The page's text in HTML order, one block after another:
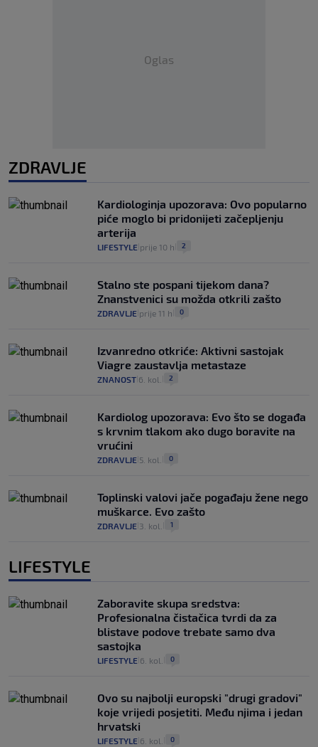
Oglas
ZDRAVLJE
Kardiologinja upozorava: Ovo popularno
piće moglo bi pridonijeti začepljenju
arterija
LIFESTYLE prije 10 h 2
Stalno ste pospani tijekom dana?
Znanstvenici su možda otkrili zašto
ZDRAVLJE prije 11 h 0
Izvanredno otkriće: Aktivni sastojak
Viagre zaustavlja metastaze
ZNANOST 6. kol. 2
Kardiolog upozorava: Evo što se događa
s krvnim tlakom ako dugo boravite na
vrućini
ZDRAVLJE 5. kol. 0
Toplinski valovi jače pogađaju žene nego
muškarce. Evo zašto
ZDRAVLJE 3. kol. 1
LIFESTYLE
Zaboravite skupa sredstva:
Profesionalna čistačica tvrdi da za
blistave podove trebate samo dva
sastojka
LIFESTYLE 6. kol. 0
Ovo su najbolji europski "drugi gradovi"
koje vrijedi posjetiti. Među njima i jedan
hrvatski
LIFESTYLE 6. kol. 0